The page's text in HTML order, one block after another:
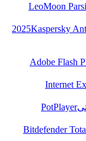
LeoMoon
Kaspersky
Adobe Flash
Internet
PotPlayer
Bitdefender